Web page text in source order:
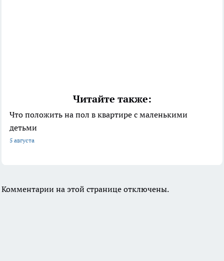
Читайте также:
Что положить на пол в квартире с маленькими
детьми
5 августа
Комментарии на этой странице отключены.